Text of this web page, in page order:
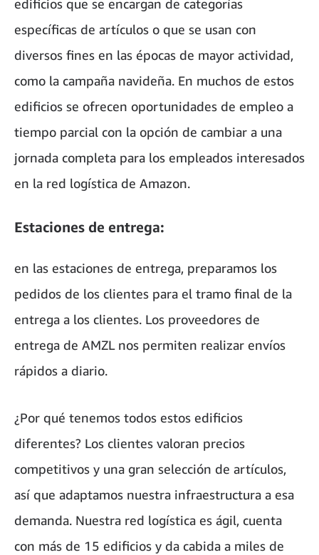
edificios que se encargan de categorías
específicas de artículos o que se usan con
diversos fines en las épocas de mayor actividad,
como la campaña navideña. En muchos de estos
edificios se ofrecen oportunidades de empleo a
tiempo parcial con la opción de cambiar a una
jornada completa para los empleados interesados
en la red logística de Amazon.
Estaciones de entrega:
en las estaciones de entrega, preparamos los
pedidos de los clientes para el tramo final de la
entrega a los clientes. Los proveedores de
entrega de AMZL nos permiten realizar envíos
rápidos a diario.
¿Por qué tenemos todos estos edificios
diferentes? Los clientes valoran precios
competitivos y una gran selección de artículos,
así que adaptamos nuestra infraestructura a esa
demanda. Nuestra red logística es ágil, cuenta
con más de 15 edificios y da cabida a miles de